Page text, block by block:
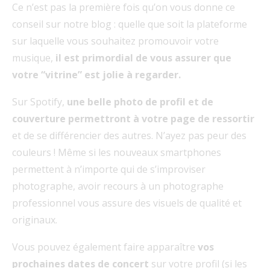
Ce n’est pas la première fois qu’on vous donne ce
conseil sur notre blog : quelle que soit la plateforme
sur laquelle vous souhaitez promouvoir votre
musique, il est primordial de vous assurer que
votre “vitrine” est jolie à regarder.
Sur Spotify, une belle photo de profil et de
couverture permettront à votre page de ressortir
et de se différencier des autres. N’ayez pas peur des
couleurs ! Même si les nouveaux smartphones
permettent à n’importe qui de s’improviser
photographe, avoir recours à un photographe
professionnel vous assure des visuels de qualité et
originaux.
Vous pouvez également faire apparaître vos
prochaines dates de concert sur votre profil (si les